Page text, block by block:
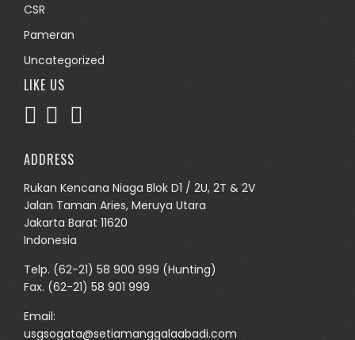
CSR
Pameran
Uncategorized
LIKE US
ADDRESS
Rukan Kencana Niaga Blok D1 / 2U, 2T & 2V
Jalan Taman Aries, Meruya Utara
Jakarta Barat 11620
Indonesia
Telp. (62-21) 58 900 999 (Hunting)
Fax. (62-21) 58 901 999
Email:
usgsogata@setiamanggalaabadi.com